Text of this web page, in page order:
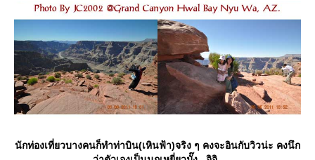
นักท่องเที่ยวบางคนก็ทำท่าบิน(เหินฟ้า)จริง ๆ คงจะอินกับวิวน่ะ คงนึก